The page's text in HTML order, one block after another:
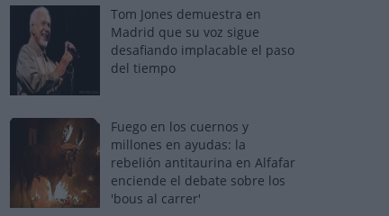
Tom Jones demuestra en
Madrid que su voz sigue
desafiando implacable el paso
del tiempo
Fuego en los cuernos y
millones en ayudas: la
rebelión antitaurina en Alfafar
enciende el debate sobre los
'bous al carrer'